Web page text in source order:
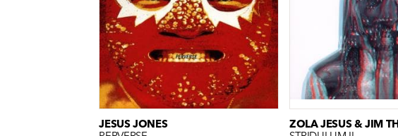
JESUS JONES
ZOLA JESUS & JIM